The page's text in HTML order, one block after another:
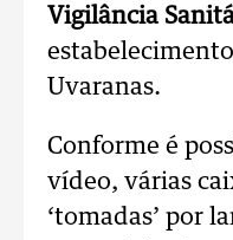
Vigilância
Uvaranas.
Conforme é
vídeo, várias
‘tomadas’ por